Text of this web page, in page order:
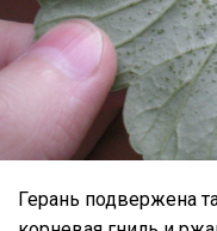
Герань подвержена